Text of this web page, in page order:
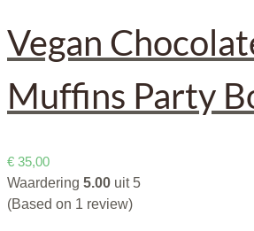
Vegan
Muffins Party
€ 35,00
Waardering 5.00 uit 5
(Based on 1 review)